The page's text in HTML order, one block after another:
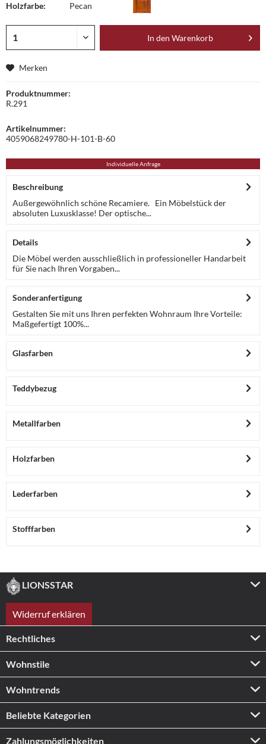
Holzfarbe: Pecan
In den Warenkorb
Merken
Produktnummer:
R.291
Artikelnummer:
4059068249780-H-101-B-60
Individuelle Anfrage
Beschreibung
Außergewöhnlich schöne Recamiere. Ein Möbelstück der
absoluten Luxusklasse! Der optische...
Details
Die Möbel werden ausschließlich in professioneller Handarbeit
für Sie nach Ihren Vorgaben...
Sonderanfertigung
Gestalten Sie mit uns Ihren perfekten Wohnraum Ihre Vorteile:
Maßgefertigt 100%...
Glasfarben
Teddybezug
Metallfarben
Holzfarben
Lederfarben
Stofffarben
LIONSSTAR
Widerruf erklären
Rechtliches
Wohnstile
Wohntrends
Beliebte Kategorien
Zahlungs­möglichkeiten